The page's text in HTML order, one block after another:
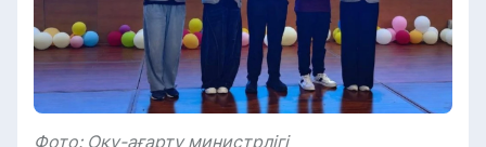
Фото: Оқу-ағарту министрлігі